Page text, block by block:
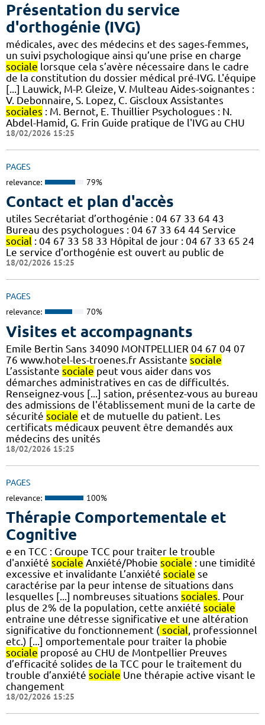
Présentation du service
d'orthogénie (IVG)
médicales, avec des médecins et des sages-femmes,
un suivi psychologique ainsi qu’une prise en charge
sociale lorsque cela s’avère nécessaire dans le cadre
de la constitution du dossier médical pré-IVG. L'équipe
[...] Lauwick, M-P. Gleize, V. Multeau Aides-soignantes :
V. Debonnaire, S. Lopez, C. Giscloux Assistantes
sociales : M. Bernot, E. Thuillier Psychologues : N.
Abdel-Hamid, G. Frin Guide pratique de l'IVG au CHU
18/02/2026 15:25
PAGES
relevance: 79%
Contact et plan d'accès
utiles Secrétariat d’orthogénie : 04 67 33 64 43
Bureau des psychologues : 04 67 33 64 44 Service
social : 04 67 33 58 33 Hôpital de jour : 04 67 33 65 24
Le service d'orthogénie est ouvert au public de
18/02/2026 15:25
PAGES
relevance: 70%
Visites et accompagnants
Emile Bertin Sans 34090 MONTPELLIER 04 67 04 07
76 www.hotel-les-troenes.fr Assistante sociale
L’assistante sociale peut vous aider dans vos
démarches administratives en cas de difficultés.
Renseignez-vous [...] sation, présentez-vous au bureau
des admissions de l'établissement muni de la carte de
sécurité sociale et de mutuelle du patient. Les
certificats médicaux peuvent être demandés aux
médecins des unités
18/02/2026 15:25
PAGES
relevance: 100%
Thérapie Comportementale et
Cognitive
e en TCC : Groupe TCC pour traiter le trouble
d'anxiété sociale Anxiété/Phobie sociale : une timidité
excessive et invalidante L’anxiété sociale se
caractérise par la peur intense de situations dans
lesquelles [...] nombreuses situations sociales. Pour
plus de 2% de la population, cette anxiété sociale
entraine une détresse significative et une altération
significative du fonctionnement ( social, professionnel
etc.) [...] omportementale pour traiter la phobie
sociale proposé au CHU de Montpellier Preuves
d’efficacité solides de la TCC pour le traitement du
trouble d’anxiété sociale Une thérapie active visant le
changement
18/02/2026 15:25